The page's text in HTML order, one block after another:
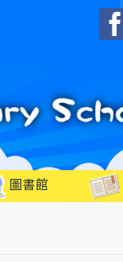
圖書館